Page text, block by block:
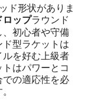
ド形状がありま
ロップラウンド
初心者や守備
型ラケットは
を好む上級者
はパワーとコ
の適応性を必